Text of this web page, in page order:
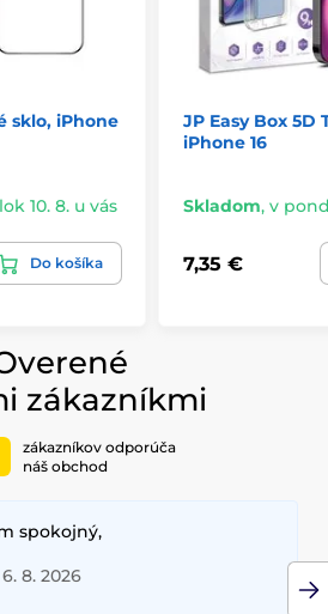
sklo, iPhone
10. 8. u vás
Do košíka
JP Easy Box 5D
iPhone 16
Skladom, v
7,35 €
zákazníkmi
zákazníkov odporúča
náš obchod
spokojný,
8. 2026